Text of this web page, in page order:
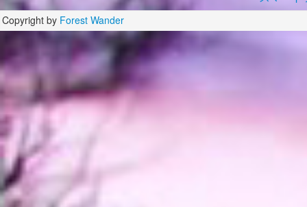
Copyright by Forest Wander